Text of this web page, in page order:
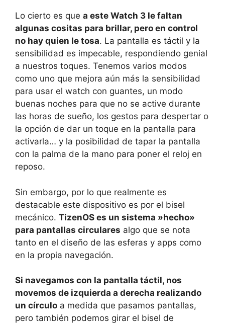
Lo cierto es que a este Watch 3 le faltan
algunas cositas para brillar, pero en control
no hay quien le tosa. La pantalla es táctil y la
sensibilidad es impecable, respondiendo genial
a nuestros toques. Tenemos varios modos
como uno que mejora aún más la sensibilidad
para usar el watch con guantes, un modo
buenas noches para que no se active durante
las horas de sueño, los gestos para despertar o
la opción de dar un toque en la pantalla para
activarla… y la posibilidad de tapar la pantalla
con la palma de la mano para poner el reloj en
reposo.
Sin embargo, por lo que realmente es
destacable este dispositivo es por el bisel
mecánico. TizenOS es un sistema »hecho»
para pantallas circulares algo que se nota
tanto en el diseño de las esferas y apps como
en la propia navegación.
Si navegamos con la pantalla táctil, nos
movemos de izquierda a derecha realizando
un círculo a medida que pasamos pantallas,
pero también podemos girar el bisel de